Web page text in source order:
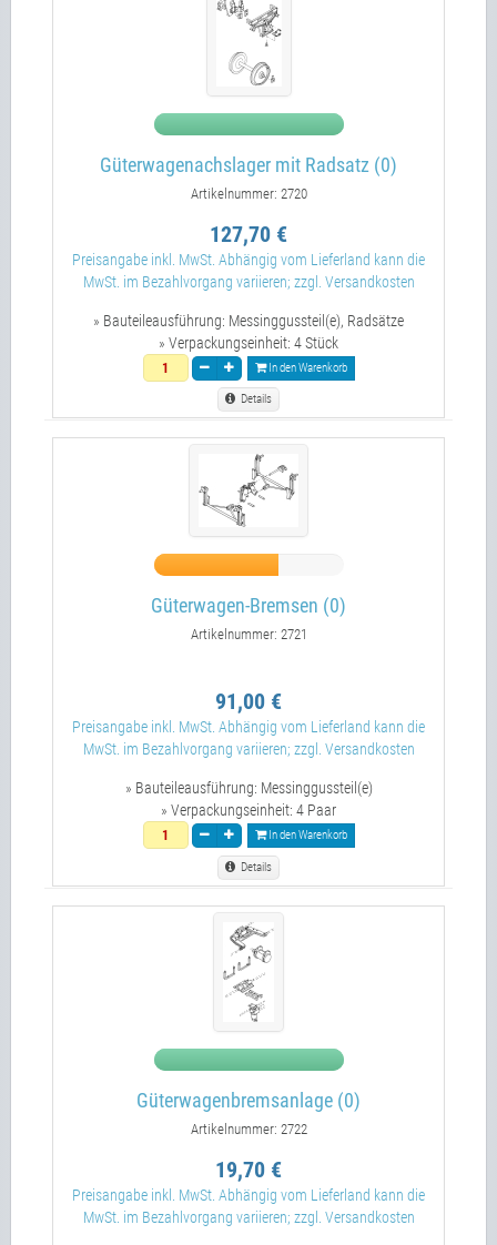
Güterwagenachslager mit Radsatz (0)
Artikelnummer: 2720
127,70 €
Preisangabe inkl. MwSt. Abhängig vom Lieferland kann die
MwSt. im Bezahlvorgang variieren; zzgl. Versandkosten
» Bauteileausführung: Messinggussteil(e), Radsätze
» Verpackungseinheit: 4 Stück
In den Warenkorb
Details
Güterwagen-Bremsen (0)
Artikelnummer: 2721
91,00 €
Preisangabe inkl. MwSt. Abhängig vom Lieferland kann die
MwSt. im Bezahlvorgang variieren; zzgl. Versandkosten
» Bauteileausführung: Messinggussteil(e)
» Verpackungseinheit: 4 Paar
In den Warenkorb
Details
Güterwagenbremsanlage (0)
Artikelnummer: 2722
19,70 €
Preisangabe inkl. MwSt. Abhängig vom Lieferland kann die
MwSt. im Bezahlvorgang variieren; zzgl. Versandkosten